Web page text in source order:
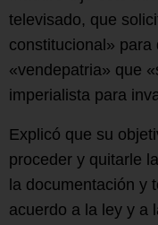
televisado, que
constitucional»
«vendepatria» que
imperialista para
Explicó que su
proceder y quitarle
la documentación y
acuerdo a la ley y a